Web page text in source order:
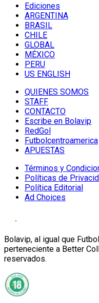
Ediciones
ARGENTINA
BRASIL
CHILE
GLOBAL
MÉXICO
PERU
US ENGLISH
QUIENES SOMOS
STAFF
CONTACTO
Escribe en Bolavip
RedGol
Futbolcentroamerica
APUESTAS
Términos y
Políticas de
Política Editorial
Ad Choices
Bolavip, al igual que
perteneciente a Better
reservados.